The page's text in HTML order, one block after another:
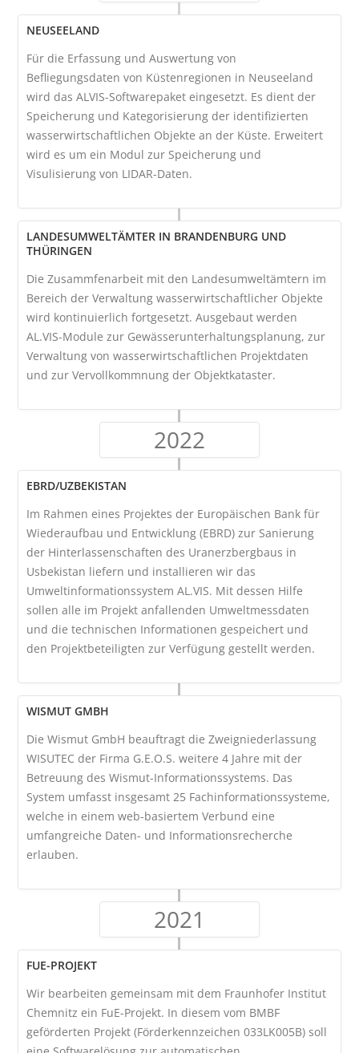
NEUSEELAND
Für die Erfassung und Auswertung von
Befliegungsdaten von Küstenregionen in Neuseeland
wird das ALVIS-Softwarepaket eingesetzt. Es dient der
Speicherung und Kategorisierung der identifizierten
wasserwirtschaftlichen Objekte an der Küste. Erweitert
wird es um ein Modul zur Speicherung und
Visulisierung von LIDAR-Daten.
LANDESUMWELTÄMTER IN BRANDENBURG UND
THÜRINGEN
Die Zusammfenarbeit mit den Landesumweltämtern im
Bereich der Verwaltung wasserwirtschaftlicher Objekte
wird kontinuierlich fortgesetzt. Ausgebaut werden
AL.VIS-Module zur Gewässerunterhaltungsplanung, zur
Verwaltung von wasserwirtschaftlichen Projektdaten
und zur Vervollkommnung der Objektkataster.
2022
EBRD/UZBEKISTAN
Im Rahmen eines Projektes der Europäischen Bank für
Wiederaufbau und Entwicklung (EBRD) zur Sanierung
der Hinterlassenschaften des Uranerzbergbaus in
Usbekistan liefern und installieren wir das
Umweltinformationssystem AL.VIS. Mit dessen Hilfe
sollen alle im Projekt anfallenden Umweltmessdaten
und die technischen Informationen gespeichert und
den Projektbeteiligten zur Verfügung gestellt werden.
WISMUT GMBH
Die Wismut GmbH beauftragt die Zweigniederlassung
WISUTEC der Firma G.E.O.S. weitere 4 Jahre mit der
Betreuung des Wismut-Informationssystems. Das
System umfasst insgesamt 25 Fachinformationssysteme,
welche in einem web-basiertem Verbund eine
umfangreiche Daten- und Informationsrecherche
erlauben.
2021
FUE-PROJEKT
Wir bearbeiten gemeinsam mit dem Fraunhofer Institut
Chemnitz ein FuE-Projekt. In diesem vom BMBF
geförderten Projekt (Förderkennzeichen 033LK005B) soll